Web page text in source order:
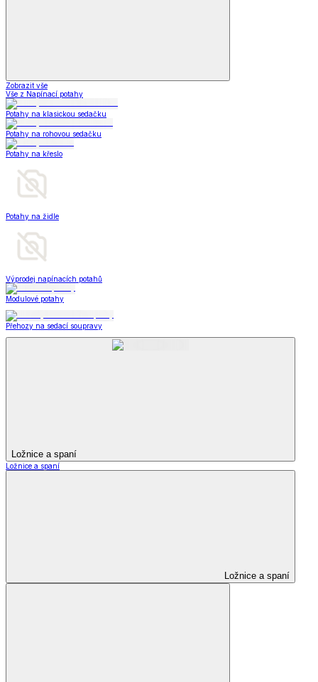
Zobrazit vše
Vše z Napínací potahy
Potahy na klasickou sedačku
Potahy na rohovou sedačku
Potahy na křeslo
Potahy na židle
Výprodej napínacích potahů
Modulové potahy
Přehozy na sedací soupravy
Ložnice a spaní
Ložnice a spaní
Ložnice a spaní